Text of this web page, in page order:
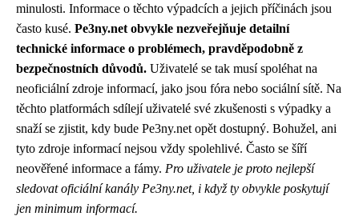
minulosti. Informace o těchto výpadcích a jejich příčinách jsou
často kusé. Pe3ny.net obvykle nezveřejňuje detailní
technické informace o problémech, pravděpodobně z
bezpečnostních důvodů. Uživatelé se tak musí spoléhat na
neoficiální zdroje informací, jako jsou fóra nebo sociální sítě. Na
těchto platformách sdílejí uživatelé své zkušenosti s výpadky a
snaží se zjistit, kdy bude Pe3ny.net opět dostupný. Bohužel, ani
tyto zdroje informací nejsou vždy spolehlivé. Často se šíří
neověřené informace a fámy. Pro uživatele je proto nejlepší
sledovat oficiální kanály Pe3ny.net, i když ty obvykle poskytují
jen minimum informací.